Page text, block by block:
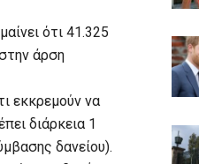
ότι 41.325
άρση
εκκρεμούν να
διάρκεια 1
δανείου).